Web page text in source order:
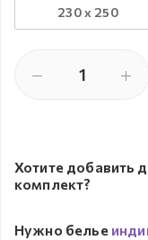
230 х 250
Хотите добавить
комплект?
Нужно белье